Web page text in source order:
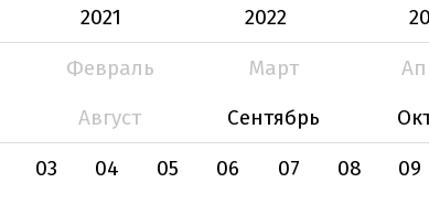
2021 2022
Февраль Март
Август Сентябрь
03 04 05 06 07 08 09